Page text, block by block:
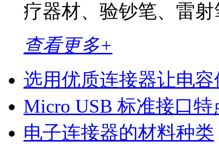
疗器材、验钞笔、雷射
查看更多+
选用优质连接器让电
Micro USB 标准接口特
电子连接器的材料种类